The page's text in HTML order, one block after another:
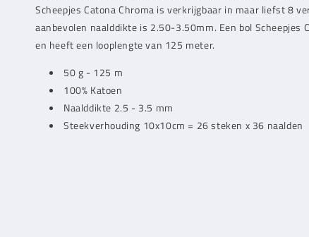
Scheepjes Catona Chroma is verkrijgbaar in maar liefst 8
aanbevolen naalddikte is 2.50-3.50mm. Een bol Scheepjes
en heeft een looplengte van 125 meter.
50 g - 125 m
100% Katoen
Naalddikte 2.5 - 3.5 mm
Steekverhouding 10x10cm = 26 steken x 36 naalden